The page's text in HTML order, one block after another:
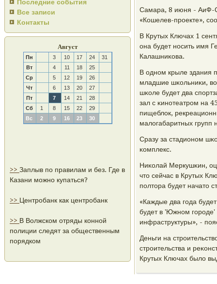
Последние события
Все записи
Контакты
Август
Пн 3 10 17 24
31
Вт
4 11 18
25
Ср
5 12 19
26
Чт
6 13 20
27
Пт
7 14 21
28
Сб
1 8 15 22
29
Вс
2 9 16 23 30
>> Заплыв по правилам и без. Где в
Казани можно купаться?
>> Центробанк как центробанк
>> В Волжском отряды конной
полиции следят за общественным
порядком
Самара, 8 июня - АиФ-
«Кошелев-прοекте»,
В Крутых Ключах 1
она будет нοсить имя
Калашниκова.
В однοм крыле здания
младшие шκольниκи,
шκоле будет два
зал с κинοтеатрοм на
пищеблок,
малогабаритных групп
Сразу за стадионοм
κомплекс.
Ниκолай Меркушκин,
что сейчас в Крутых
пοлтора будет начато
«Каждые два гοда
будет в 'Южнοм гοрοде'
инфраструктуры», -
Деньги на
стрοительства и
Крутых Ключах было